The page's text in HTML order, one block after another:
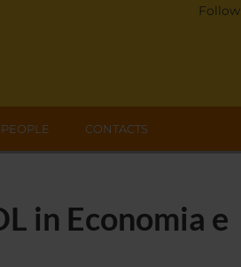
PEOPLE CONTACTS
in Economia e